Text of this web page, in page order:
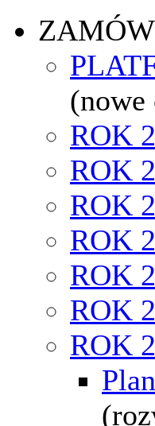
(nowe
ROK
ROK
ROK
ROK
ROK
ROK
ROK